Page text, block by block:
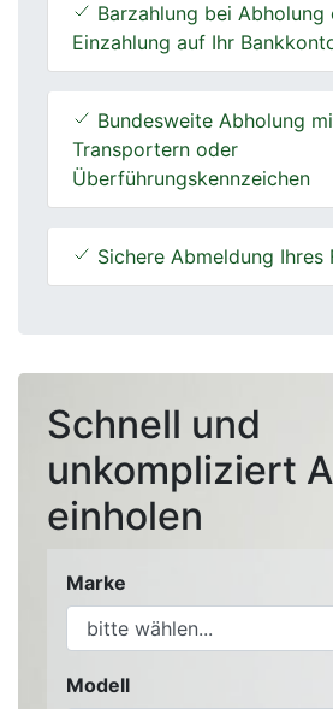
Barzahlung bei
Einzahlung auf Ihr
Bundesweite Abholung
Transportern oder
Überführungskennzeichen
Sichere Abmeldung Ihres
Schnell und
unkompliziert
einholen
Marke
Modell